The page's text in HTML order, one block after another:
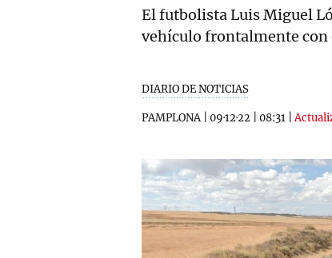
El futbolista Luis Miguel
vehículo frontalmente con
DIARIO DE NOTICIAS
PAMPLONA| 09·12·22 08:31 |